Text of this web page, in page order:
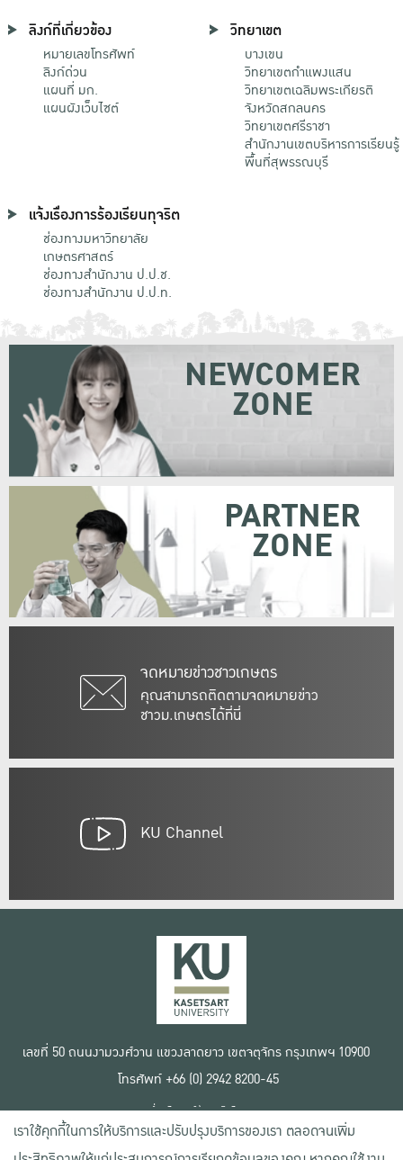
ลิงก์ที่เกี่ยวข้อง
หมายเลขโทรศัพท์
ลิงก์ด่วน
แผนที่ มก.
แผนผังเว็บไซต์
วิทยาเขต
บางเขน
วิทยาเขตกําแพงแสน
วิทยาเขตเฉลิมพระเกียรติ
จังหวัดสกลนคร
วิทยาเขตศรีราชา
สำนักงานเขตบริหารการเรียนรู้
พื้นที่สุพรรณบุรี
แจ้งเรื่องการร้องเรียนทุจริต
ช่องทางมหาวิทยาลัย
เกษตรศาสตร์
ช่องทางสำนักงาน ป.ป.ช.
ช่องทางสำนักงาน ป.ป.ท.
จดหมายข่าวชาวเกษตร
คุณสามารถติดตามจดหมายข่าว
ชาวม.เกษตรได้ที่นี่
NEWCOMER
ZONE
PARTNER
ZONE
KU Channel
เลขที่ 50 ถนนงามวงศ์วาน แขวงลาดยาว เขตจตุจักร กรุงเทพฯ 10900
โทรศัพท์ +66 (0) 2942 8200-45
เงื่อนไขการใช้งานเว็บไซต์
ข้อตกลงด้านสิทธิ์ใช้งาน
นโยบายความเป็นส่วนตัว
เราใช้คุกกี้ในการให้บริการและปรับปรุงบริการของเรา ตลอดจนเพิ่ม